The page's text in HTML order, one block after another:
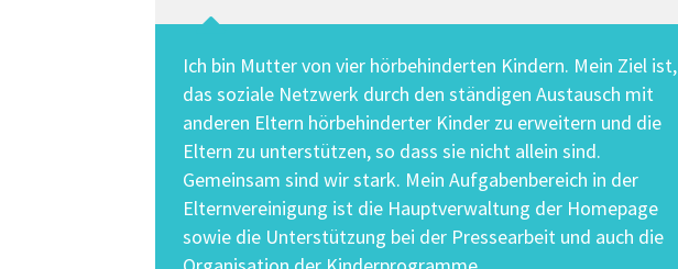
Ich bin Mutter von vier hörbehinderten Kindern. Mein Ziel ist,
das soziale Netzwerk durch den ständigen Austausch mit
anderen Eltern hörbehinderter Kinder zu erweitern und die
Eltern zu unterstützen, so dass sie nicht allein sind.
Gemeinsam sind wir stark. Mein Aufgabenbereich in der
Elternvereinigung ist die Hauptverwaltung der Homepage
sowie die Unterstützung bei der Pressearbeit und auch die